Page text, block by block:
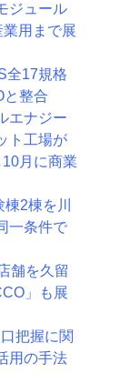
ジュール
業用まで展
全17規格
と整合
エナジー
ト工場が
月に商業
2棟を川
一条件で
舗を久留
」も展
把握に関
用の手法